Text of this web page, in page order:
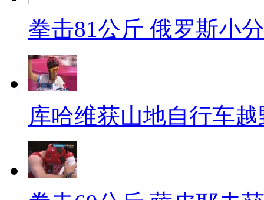
拳击81公斤 俄罗斯小
库哈维获山地自行车